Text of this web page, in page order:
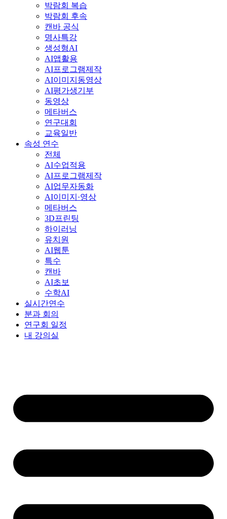
박람회 복습
박람회 후속
캔바 공식
명사특강
생성형AI
AI앱활용
AI프로그램제작
AI이미지동영상
AI평가생기부
동영상
메타버스
연구대회
교육일반
속성 연수
전체
AI수업적용
AI프로그램제작
AI업무자동화
AI이미지·영상
메타버스
3D프린팅
하이러닝
유치원
AI웹툰
특수
캔바
AI초보
수학AI
실시간연수
분과 회의
연구회 일정
내 강의실